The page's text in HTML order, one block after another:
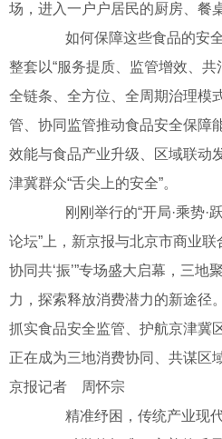
场，进入一户户居民的厨房、餐桌
如何保障这些食品的安全
整套以“服务提质、监管增效、
全链条、全方位、全周期治理模
管、协同监管推动食品安全保障
效能与食品产业升级、区域联动
津冀群众“舌尖上的安全”。
刚刚举行的“开局·乘势·
论坛”上，新京报与北京市商业
协同共‘振’”专场盛大启幕，三地
力，探索释放消费潜力的新途径
抓实食品安全监管、护航京津冀
正在成为三地消费协同、共谋
京报记者 周怀宗
精准纾困，传统产业现